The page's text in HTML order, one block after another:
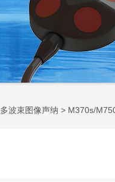
多波束图像声纳 > M370s/